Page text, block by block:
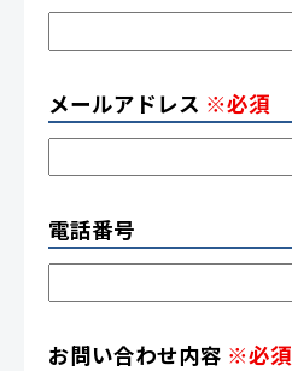
メールアドレス ※必須
電話番号
お問い合わせ内容 ※必須